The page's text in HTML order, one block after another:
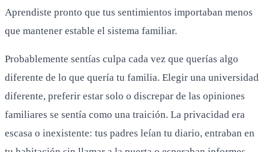
Aprendiste pronto que tus sentimientos importaban menos
que mantener estable el sistema familiar.
Probablemente sentías culpa cada vez que querías algo
diferente de lo que quería tu familia. Elegir una universidad
diferente, preferir estar solo o discrepar de las opiniones
familiares se sentía como una traición. La privacidad era
escasa o inexistente: tus padres leían tu diario, entraban en